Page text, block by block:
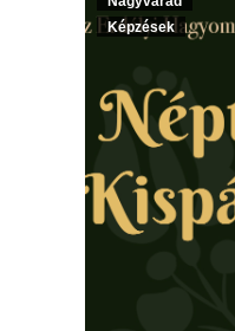
Képzések